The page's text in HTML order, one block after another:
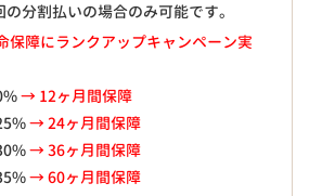
分割払いの場合のみ可能です。
保障にランクアップキャンペーン実
→ 12ヶ月間保障
→ 24ヶ月間保障
→ 36ヶ月間保障
→ 60ヶ月間保障